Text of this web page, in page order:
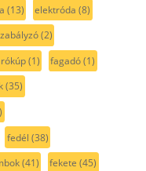
(13) elektróda (8)
(2)
(1) fagadó(1)
(35)
fedél (38)
(41) fekete (45)